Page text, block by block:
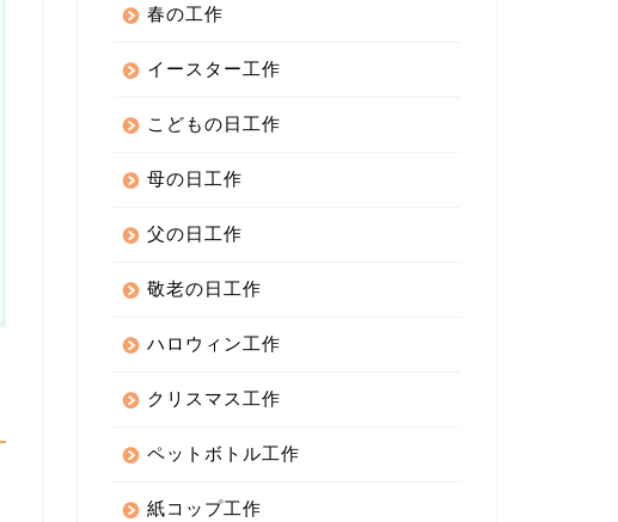
春の工作
イースター工作
こどもの日工作
母の日工作
父の日工作
敬老の日工作
ハロウィン工作
クリスマス工作
ペットボトル工作
紙コップ工作